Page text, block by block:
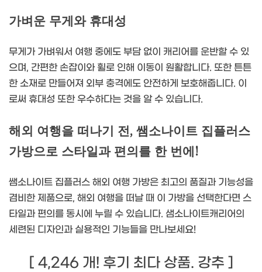
가벼운 무게와 휴대성
무게가 가벼워서 여행 중에도 부담 없이 캐리어를 운반할 수 있
으며, 간편한 손잡이와 휠로 인해 이동이 원활합니다. 또한 튼튼
한 소재로 만들어져 외부 충격에도 안전하게 보호해줍니다. 이
로써 휴대성 또한 우수하다는 것을 알 수 있습니다.
해외 여행을 떠나기 전, 쌤소나이트 집플러스
가방으로 스타일과 편의를 한 번에!
쌤소나이트 집플러스 해외 여행 가방은 최고의 품질과 기능성을
겸비한 제품으로, 해외 여행을 떠날 때 이 가방을 선택한다면 스
타일과 편의를 동시에 누릴 수 있습니다. 샘소나이트캐리어의
세련된 디자인과 실용적인 기능들을 만나보세요!
[ 4,246 개! 후기 최다 상품. 강추 ]